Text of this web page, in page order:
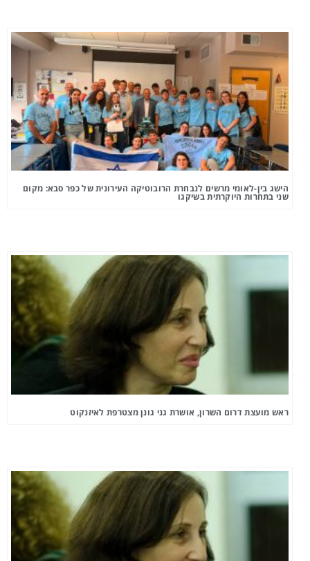
הישג בין-לאומי מרשים לנבחרת הרובוטיקה העירונית של כפר סבא: מקום
שני בתחרות היוקרתית בשיקגו
ראש מועצת דרום השרון, אושרת גני גונן מצטרפת לאיזנקוט